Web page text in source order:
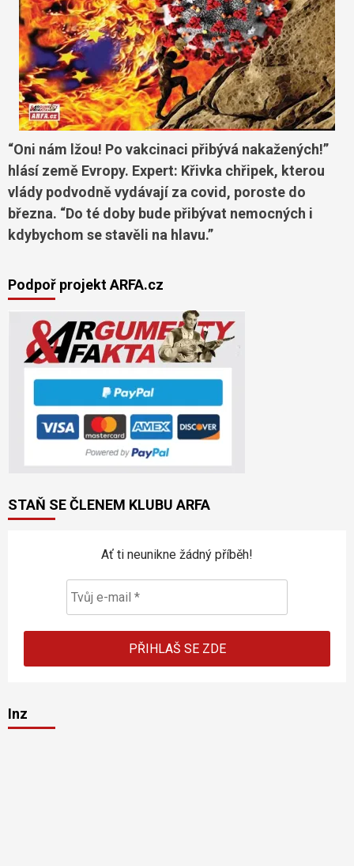
“Oni nám lžou! Po vakcinaci přibývá nakažených!”
hlásí země Evropy. Expert: Křivka chřipek, kterou
vlády podvodně vydávají za covid, poroste do
března. “Do té doby bude přibývat nemocných i
kdybychom se stavěli na hlavu.”
Podpoř projekt ARFA.cz
STAŇ SE ČLENEM KLUBU ARFA
Ať ti neunikne žádný příběh!
Inz